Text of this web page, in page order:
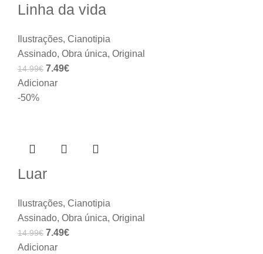
Linha da vida
Ilustrações, Cianotipia
Assinado, Obra única, Original
14.99€ 7.49€
Adicionar
-50%
Luar
Ilustrações, Cianotipia
Assinado, Obra única, Original
14.99€ 7.49€
Adicionar